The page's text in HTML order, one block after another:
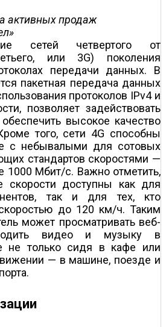
активных продаж
сетей четвертого от
или 3G) поколения
передачи данных. В
пакетная передача данных
протоколов IPv4 и
позволяет задействовать
высокое качество
того, сети 4G способны
с небывалыми для сотовых
стандартов скоростями —
1000 Мбит/с. Важно отметить,
скорости доступны как для
так и для тех, кто
до 120 км/ч. Таким
может просматривать веб­
видео и музыку в
не только сидя в кафе или
— в машине, поезде и